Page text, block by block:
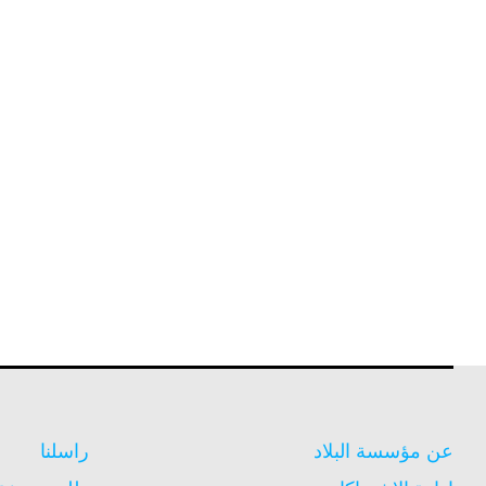
عن مؤسسة البلاد
راسلنا